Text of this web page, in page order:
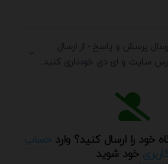
پرسش و پاسخ - از ارسال
سایت و ای دی خودداری کنید.
خود را ارسال کنید؟ وارد حساب
خود شوید